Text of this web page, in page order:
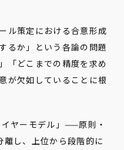
ル策定における合意形成
るか」という各論の問題
「どこまでの精度を求め
が欠如していることに根
ヤーモデル」——原則・
し、上位から段階的に